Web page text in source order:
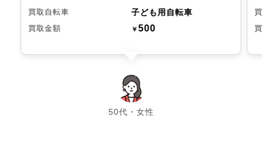
買取自転車 子ども用自転車
買取金額 ￥500
50代・女性
chevron_left chevron_right